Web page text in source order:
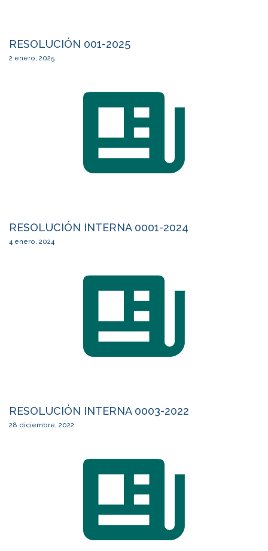
RESOLUCIÓN 001-2025
2 enero, 2025
RESOLUCIÓN INTERNA 0001-2024
4 enero, 2024
RESOLUCIÓN INTERNA 0003-2022
28 diciembre, 2022